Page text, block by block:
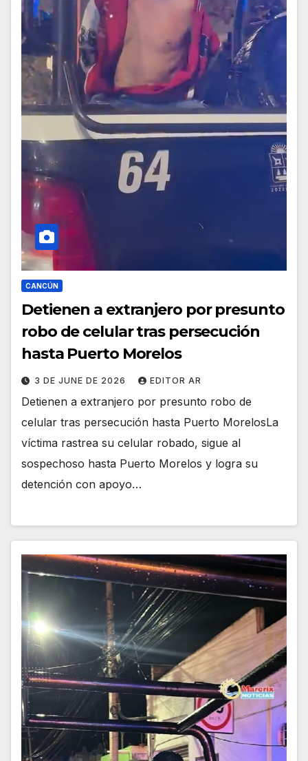
CANCÚN
Detienen a extranjero por presunto
robo de celular tras persecución
hasta Puerto Morelos
3 DE JUNE DE 2026 EDITOR AR
Detienen a extranjero por presunto robo de
celular tras persecución hasta Puerto MorelosLa
víctima rastrea su celular robado, sigue al
sospechoso hasta Puerto Morelos y logra su
detención con apoyo…